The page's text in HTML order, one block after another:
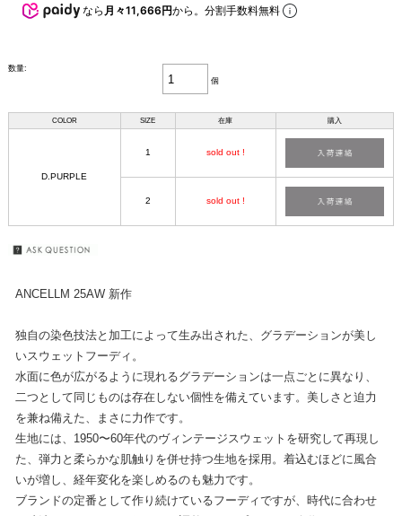
なら 月々11,666円から。分割手数料無料
数量:
個
COLOR SIZE 在庫 購入
D.PURPLE
1 sold out !
2 sold out !
ANCELLM 25AW 新作
独自の染色技法と加工によって生み出された、グラデーションが美し
いスウェットフーディ。
水面に色が広がるように現れるグラデーションは一点ごとに異なり、
二つとして同じものは存在しない個性を備えています。美しさと迫力
を兼ね備えた、まさに力作です。
生地には、1950〜60年代のヴィンテージスウェットを研究して再現し
た、弾力と柔らかな肌触りを併せ持つ生地を採用。着込むほどに風合
いが増し、経年変化を楽しめるのも魅力です。
ブランドの定番として作り続けているフーディですが、時代に合わせ